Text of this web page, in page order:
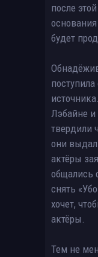
после
будет
Лэбайне
твердили
они
актёры
общались
снять
хочет,
актёры.
Тем не